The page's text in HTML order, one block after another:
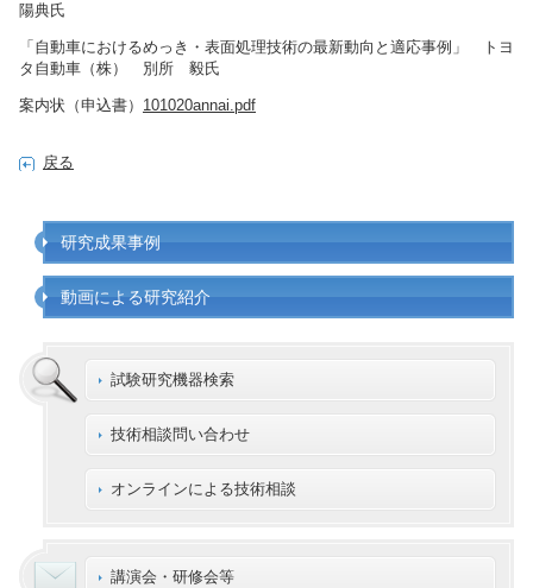
陽典氏
「自動車におけるめっき・表面処理技術の最新動向と適応事例」 トヨ
タ自動車（株） 別所 毅氏
案内状（申込書） 101020annai.pdf
戻る
研究成果事例
動画による研究紹介
試験研究機器検索
技術相談問い合わせ
オンラインによる技術相談
講演会・研修会等